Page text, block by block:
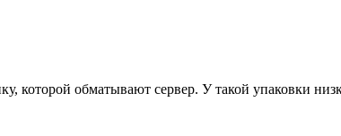
которой обматывают сервер. У такой упаковки